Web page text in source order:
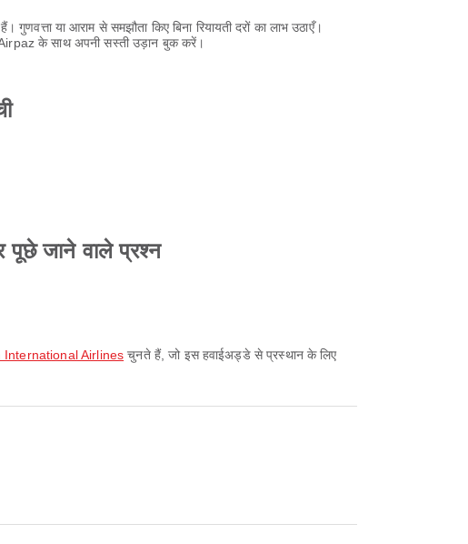
या आराम से समझौता किए बिना रियायती दरों का लाभ उठाएँ।
के साथ अपनी सस्ती उड़ान बुक करें।
पूछे जाने वाले प्रश्न
International Airlines चुनते हैं, जो इस हवाईअड्डे से प्रस्थान के लिए